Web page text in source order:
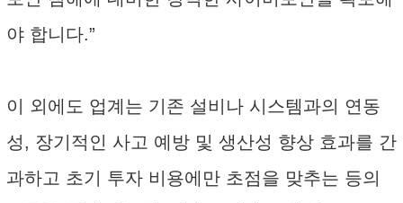
야 합니다.”
이 외에도 업계는 기존 설비나 시스템과의 연동
성, 장기적인 사고 예방 및 생산성 향상 효과를 간
과하고 초기 투자 비용에만 초점을 맞추는 등의